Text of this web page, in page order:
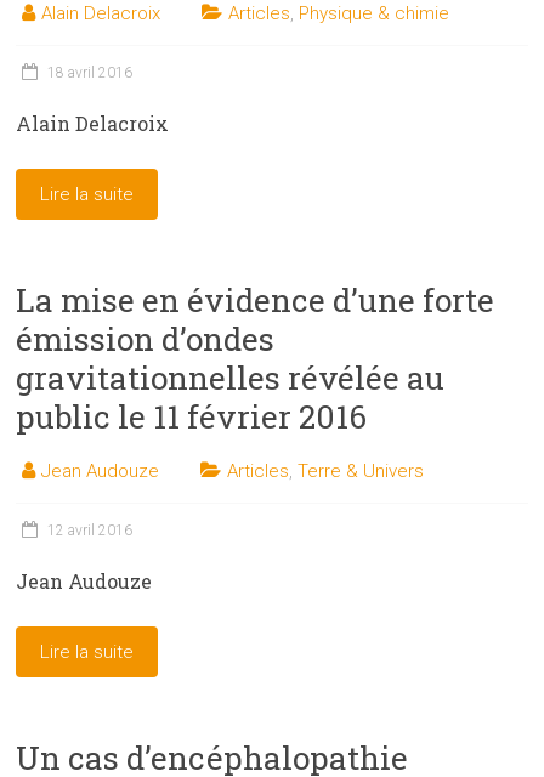
Alain Delacroix Articles, Physique & chimie
18 avril 2016
Alain Delacroix
Lire la suite
La mise en évidence d’une forte
émission d’ondes
gravitationnelles révélée au
public le 11 février 2016
Jean Audouze Articles,Terre & Univers
12 avril 2016
Jean Audouze
Lire la suite
Un cas d’encéphalopathie